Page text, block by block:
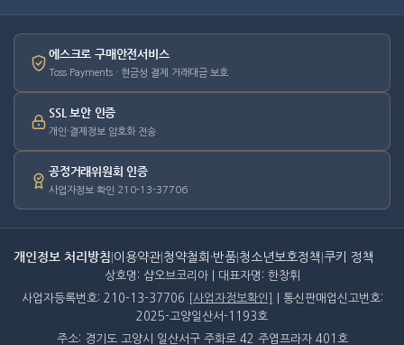
에스크로 구매안전서비스
Toss Payments · 현금성 결제 거래대금 보호
SSL 보안 인증
개인·결제정보 암호화 전송
공정거래위원회 인증
사업자정보 확인 210-13-37706
개인정보 처리방침 이용약관 청약철회·반품 청소년보호정책 쿠키 정책
상호명: 샵오브코리아 | 대표자명: 한창휘
사업자등록번호: 210-13-37706
[사업자정보확인]
| 통신판매업신고번호:
2025-고양일산서-1193호
주소: 경기도 고양시 일산서구 주화로 42 주엽프라자 401호